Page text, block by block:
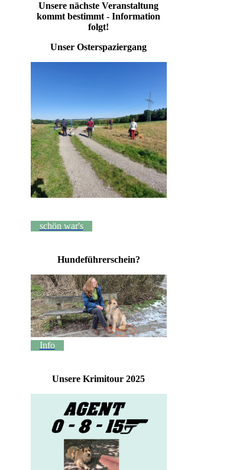
Unsere nächste Veranstaltung
kommt bestimmt - Information
folgt!
Unser Osterspaziergang
schön war's
Hundeführerschein?
Info
Unsere Krimitour 2025